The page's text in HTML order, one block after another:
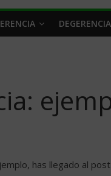
DEGERENCIA
has llegado al